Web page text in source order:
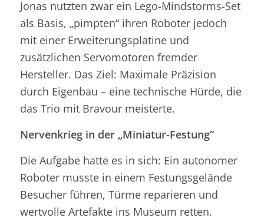
Jonas nutzten zwar ein Lego-Mindstorms-Set
als Basis, „pimpten“ ihren Roboter jedoch
mit einer Erweiterungsplatine und
zusätzlichen Servomotoren fremder
Hersteller. Das Ziel: Maximale Präzision
durch Eigenbau – eine technische Hürde, die
das Trio mit Bravour meisterte.
Nervenkrieg in der „Miniatur-Festung“
Die Aufgabe hatte es in sich: Ein autonomer
Roboter musste in einem Festungsgelände
Besucher führen, Türme reparieren und
wertvolle Artefakte ins Museum retten.